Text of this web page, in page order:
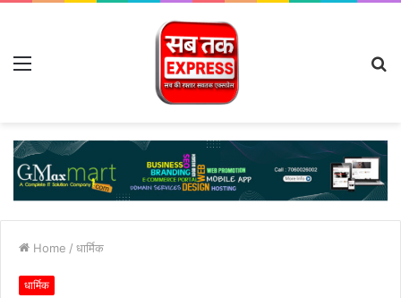
Menu
Home / धार्मिक
धार्मिक